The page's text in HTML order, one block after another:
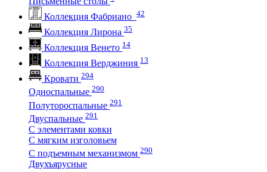
Коллекция Фабриано 42
Коллекция Лирона 35
Коллекция Венето 14
Коллекция Верджиния 13
Кровати 294
Односпальные 290
Полутороспальные 291
Двуспальные 291
С элементами ковки
С мягким изголовьем
С подъемным механизмом 290
Двухъярусные